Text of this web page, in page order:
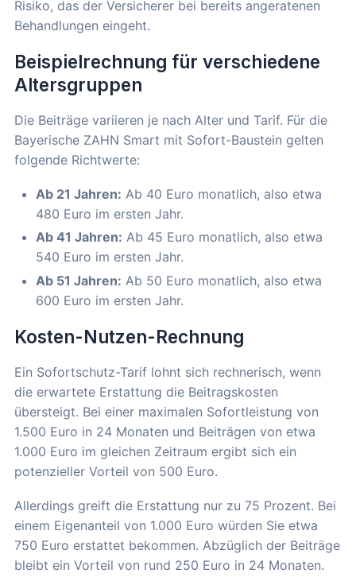
Risiko, das der Versicherer bei bereits angeratenen
Behandlungen eingeht.
Beispielrechnung für verschiedene
Altersgruppen
Die Beiträge variieren je nach Alter und Tarif. Für die
Bayerische ZAHN Smart mit Sofort-Baustein gelten
folgende Richtwerte:
Ab 21 Jahren: Ab 40 Euro monatlich, also etwa
480 Euro im ersten Jahr.
Ab 41 Jahren: Ab 45 Euro monatlich, also etwa
540 Euro im ersten Jahr.
Ab 51 Jahren: Ab 50 Euro monatlich, also etwa
600 Euro im ersten Jahr.
Kosten-Nutzen-Rechnung
Ein Sofortschutz-Tarif lohnt sich rechnerisch, wenn
die erwartete Erstattung die Beitragskosten
übersteigt. Bei einer maximalen Sofortleistung von
1.500 Euro in 24 Monaten und Beiträgen von etwa
1.000 Euro im gleichen Zeitraum ergibt sich ein
potenzieller Vorteil von 500 Euro.
Allerdings greift die Erstattung nur zu 75 Prozent. Bei
einem Eigenanteil von 1.000 Euro würden Sie etwa
750 Euro erstattet bekommen. Abzüglich der Beiträge
bleibt ein Vorteil von rund 250 Euro in 24 Monaten.